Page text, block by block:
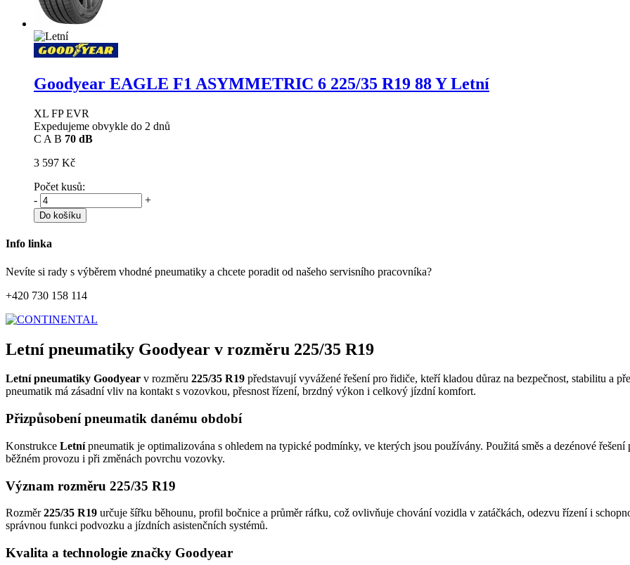
Goodyear EAGLE F1 ASYMMETRIC 6 225/35 R19 88 Y Letní
XL FP EVR
Expedujeme obvykle do 2 dnů
C A B 70 dB
3 597 Kč
Počet kusů:
-
+
Do košíku
Info linka
Nevíte si rady s výběrem vhodné pneumatiky a chcete poradit od našeho servisního pracovníka?
+420 730 158 114
Letní pneumatiky Goodyear v rozměru 225/35 R19
Letní pneumatiky Goodyear v rozměru 225/35 R19 představují vyvážené řešení pro řidiče, kteří kladou důraz na bezpečnost, stabilitu a
pneumatik má zásadní vliv na kontakt s vozovkou, přesnost řízení, brzdný výkon i celkový jízdní komfort.
Přizpůsobení pneumatik danému období
Konstrukce Letnípneumatik je optimalizována s ohledem na typické podmínky, ve kterých jsou používány. Použitá směs a dezénové
běžném provozu i při změnách povrchu vozovky.
Význam rozměru 225/35 R19
Rozměr225/35 R19 určuje šířku běhounu, profil bočnice a průměr ráfku, což ovlivňuje chování vozidla v zatáčkách, odezvu řízení i
správnou funkci podvozku a jízdních asistenčních systémů.
Kvalita a technologie značky Goodyear